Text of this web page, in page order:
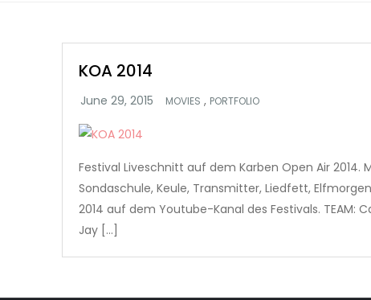
KOA 2014
MOVIES , PORTFOLIO
Festival Liveschnitt auf dem Karben Open Air 2014.
Sondaschule, Keule, Transmitter, Liedfett,
2014 auf dem Youtube-Kanal des Festivals. TEAM:
Jay […]